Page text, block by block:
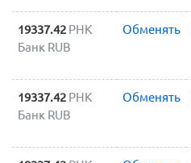
19337.42 РНК
Банк RUB
Обменять
19337.42 РНК
Банк RUB
Обменять